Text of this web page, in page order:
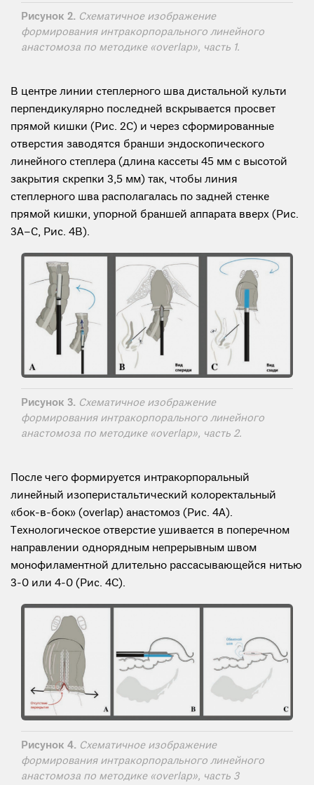
Рисунок 2. Схематичное изображение
формирования интракорпорального линейного
анастомоза по методике «overlap», часть 1.
В центре линии степлерного шва дистальной культи
перпендикулярно последней вскрывается просвет
прямой кишки (Рис. 2С) и через сформированные
отверстия заводятся бранши эндоскопического
линейного степлера (длина кассеты 45 мм с высотой
закрытия скрепки 3,5 мм) так, чтобы линия
степлерного шва располагалась по задней стенке
прямой кишки, упорной браншей аппарата вверх (Рис.
3А–С, Рис. 4В).
Рисунок 3. Схематичное изображение
формирования интракорпорального линейного
анастомоза по методике «overlap», часть 2.
После чего формируется интракорпоральный
линейный изоперистальтический колоректальный
«бок-в-бок» (overlap) анастомоз (Рис. 4А).
Технологическое отверстие ушивается в поперечном
направлении однорядным непрерывным швом
монофиламентной длительно рассасывающейся нитью
3-0 или 4-0 (Рис. 4С).
Рисунок 4. Схематичное изображение
формирования интракорпорального линейного
анастомоза по методике «overlap», часть 3